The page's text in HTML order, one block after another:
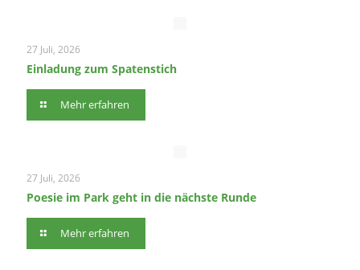
27 Juli, 2026
Einladung zum Spatenstich
Mehr erfahren
27 Juli, 2026
Poesie im Park geht in die nächste Runde
Mehr erfahren